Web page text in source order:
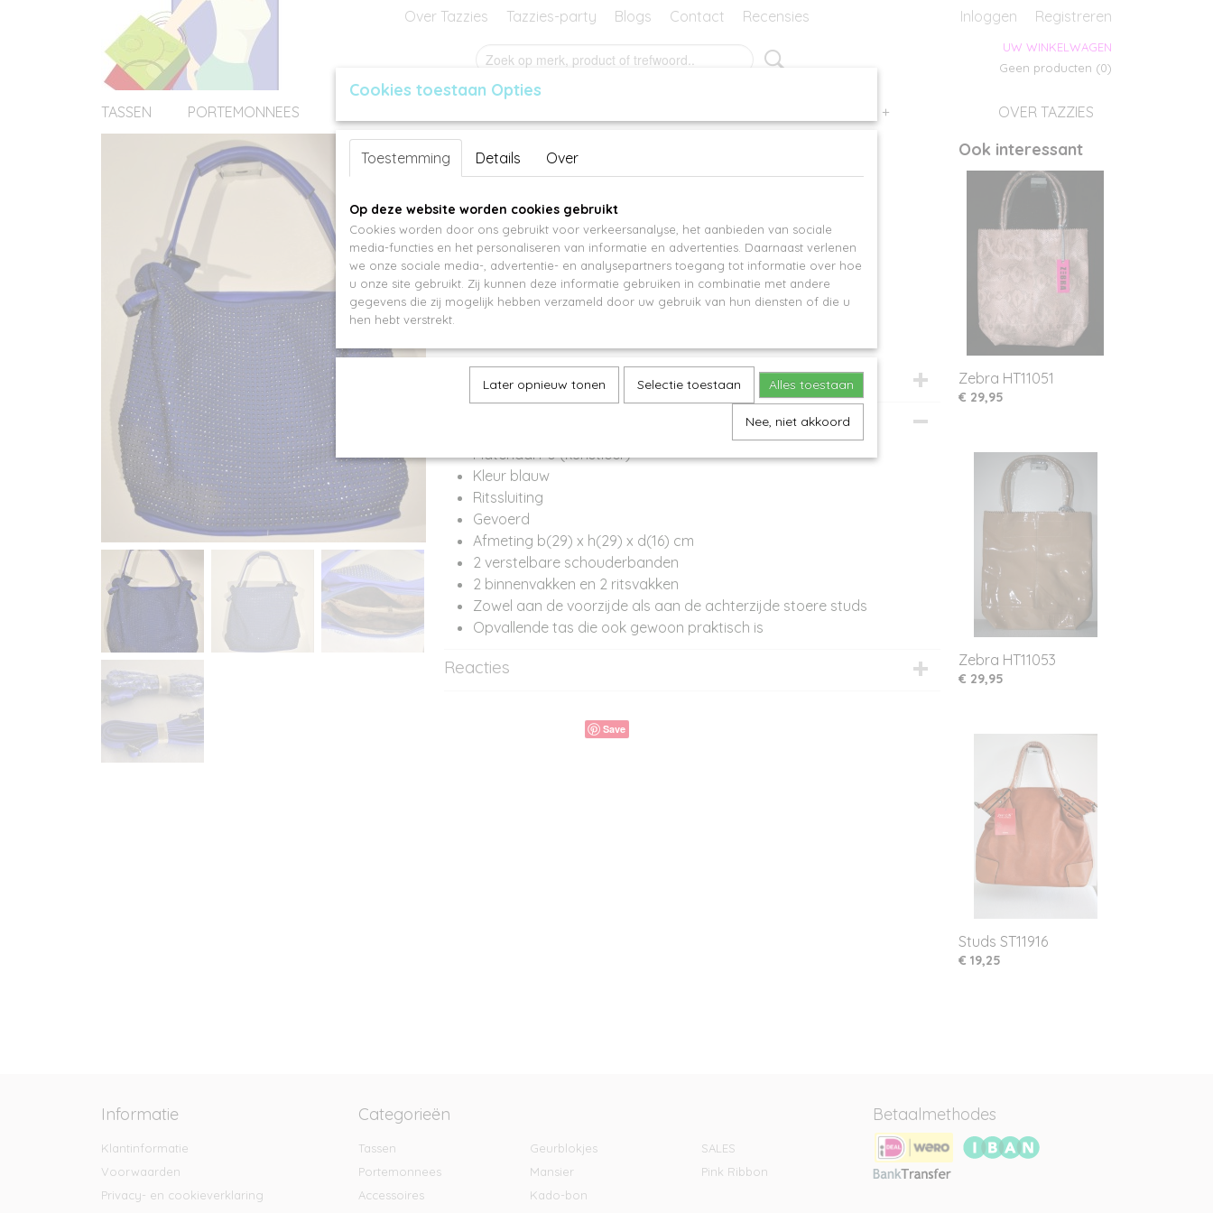
Over Tazzies Tazzies-party Blogs Contact Recensies Inloggen Registreren
UW WINKELWAGEN
Geen producten (0)
OVER TAZZIES
TASSEN PORTEMONNEES +
Studs ST11929
Aantal
Specificaties
Materiaal PU (kunstleer)
Kleur blauw
Ritssluiting
Gevoerd
Afmeting b(29) x h(29) x d(16) cm
2 verstelbare schouderbanden
2 binnenvakken en 2 ritsvakken
Zowel aan de voorzijde als aan de achterzijde stoere studs
Opvallende tas die ook gewoon praktisch is
Reacties
Save
Ook interessant
Zebra HT11051
€ 29,95
Zebra HT11053
€ 29,95
Studs ST11916
€ 19,25
Informatie
Klantinformatie
Voorwaarden
Privacy- en cookieverklaring
Categorieën
Tassen
Portemonnees
Accessoires
Geurblokjes
Mansier
Kado-bon
SALES
Pink Ribbon
Betaalmethodes
Cookies toestaan Opties
Toestemming Details Over
Op deze website worden cookies gebruikt
Cookies worden door ons gebruikt voor verkeersanalyse, het aanbieden van sociale
media-functies en het personaliseren van informatie en advertenties. Daarnaast verlenen
we onze sociale media-, advertentie- en analysepartners toegang tot informatie over hoe
u onze site gebruikt. Zij kunnen deze informatie gebruiken in combinatie met andere
gegevens die zij mogelijk hebben verzameld door uw gebruik van hun diensten of die u
hen hebt verstrekt.
Later opnieuw tonen Selectie toestaan Alles toestaan
Nee, niet akkoord